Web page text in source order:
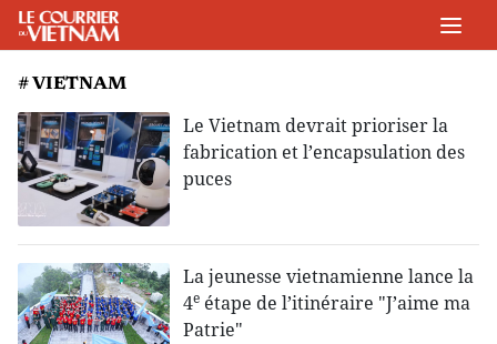
# VIETNAM
Le Vietnam devrait prioriser la
fabrication et l’encapsulation des
puces
La jeunesse vietnamienne lance la
4e étape de l’itinéraire "J’aime ma
Patrie"